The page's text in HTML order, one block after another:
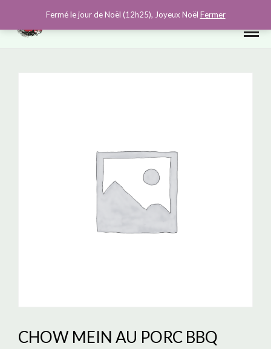
CHOW MEIN AU PORC BBQ
Fermé le jour de Noël (12h25), Joyeux Noël Fermer